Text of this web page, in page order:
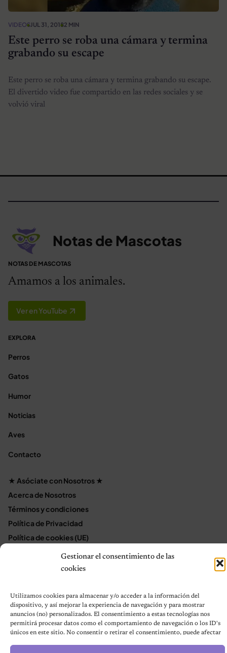
Gestionar el consentimiento de las
cookies
Utilizamos cookies para almacenar y/o acceder a la información del
dispositivo, y así mejorar la experiencia de navegación y para mostrar
anuncios (no) personalizados. El consentimiento a estas tecnologías nos
permitirá procesar datos como el comportamiento de navegación o los ID's
únicos en este sitio. No consentir o retirar el consentimiento, puede afectar
VIDEOSJUL 31, 20182 MIN
Este perro se roba una cámara y termina
grabando su escape
Este perro se roba una cámara y termina grabando su escape.
El divertido video fue compartido en las redes sociales y se
volvió viral
Notas de Mascotas
NOTAS DE MASCOTAS
Amamos a los animales.
Ver en YouTube
EXPLORA
Perros
Gatos
Humor
Noticias
Aves
Contacto
★ Asóciate con Nosotros ★
Acerca de Nosotros
Términos y condiciones
Política de Privacidad
Política de cookies (UE)
© 2026 Notas de Mascotas
Política de privacidad